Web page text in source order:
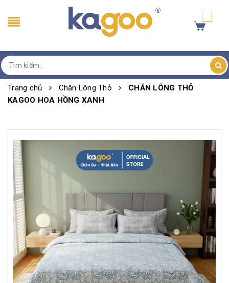
Trang chủ Chăn Lông Thỏ
CHĂN LÔNG THỎ
KAGOO HOA HỒNG XANH